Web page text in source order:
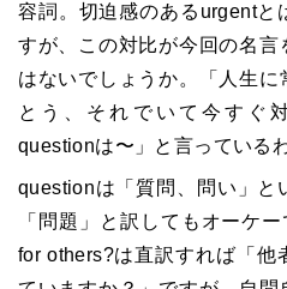
容詞。切迫感のあるurgentと
すが、この対比が今回の名
はないでしょうか。「人生に
とう、それでいて今すぐ
questionは〜」と言っている
questionは「質問、問い」と
「問題」と訳してもオーケ
for others?は直訳すれば「他